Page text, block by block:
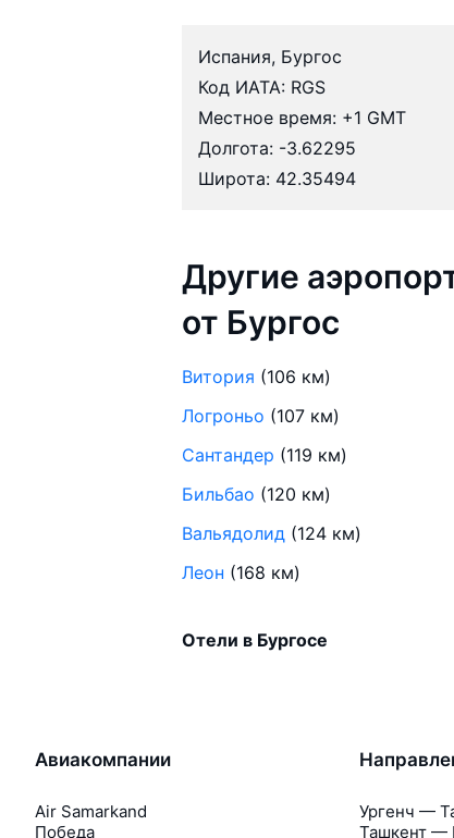
Испания, Бургос
Код ИАТА: RGS
Местное время: +1 GMT
Долгота: -3.62295
Широта: 42.35494
Другие
от Бургос
Витория (106 км)
Логроньо (107 км)
Сантандер (119 км)
Бильбао (120 км)
Вальядолид (124 км)
Леон (168 км)
Отели в Бургосе
Авиакомпании
Air Samarkand
Победа
Ургенч —
Ташкент —